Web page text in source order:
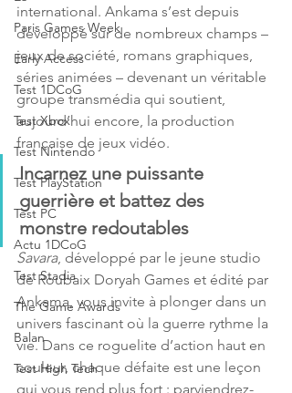
Paris Games Week
Early Access
Test 1DCoG
Test Xbox
Test Nintendo
Test PlayStation
Test PC
Actu 1DCoG
Test Stadia
The Game Awards
Balan
Test High Tech
international. Ankama s’est depuis
développé sur de nombreux champs –
jeux de société, romans graphiques,
séries animées – devenant un véritable
groupe transmédia qui soutient,
aujourd’hui encore, la production
française de jeux vidéo.
Incarnez une puissante
guerrière et battez des
monstre redoutables
Savara, développé par le jeune studio
de Roubaix Doryah Games et édité par
Ankama, vous invite à plonger dans un
univers fascinant où la guerre rythme la
vie. Dans ce roguelite d’action haut en
couleur, chaque défaite est une leçon
qui vous rend plus fort : parviendrez-